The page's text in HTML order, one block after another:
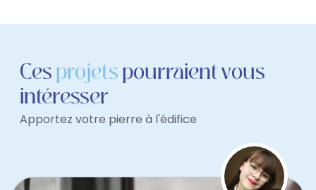
Cesprojetspourraient vous
intéresser
Apportez votre pierre à l'édifice